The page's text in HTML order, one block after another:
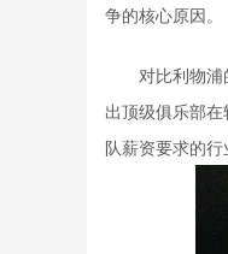
争的核心原因。
对比利物
出顶级俱乐部
队薪资要求的行